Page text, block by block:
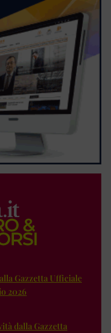
Gazzetta Ufficiale
2026
dalla Gazzetta